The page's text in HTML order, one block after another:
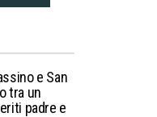
e San
tra un
padre e